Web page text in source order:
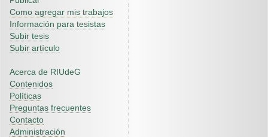
Como agregar mis trabajos
Información para tesistas
Subir tesis
Subir artículo
Acerca de RIUdeG
Contenidos
Políticas
Preguntas frecuentes
Contacto
Administración